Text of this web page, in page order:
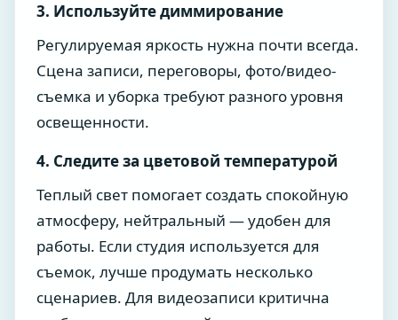
3. Используйте диммирование
Регулируемая яркость нужна почти всегда.
Сцена записи, переговоры, фото/видео-
съемка и уборка требуют разного уровня
освещенности.
4. Следите за цветовой температурой
Теплый свет помогает создать спокойную
атмосферу, нейтральный — удобен для
работы. Если студия используется для
съемок, лучше продумать несколько
сценариев. Для видеозаписи критична